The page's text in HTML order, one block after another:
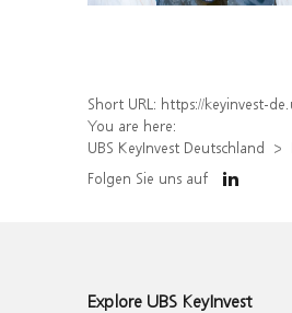
Short URL: https://keyinvest-de.ubs.com/produkt/
You are here:
UBS KeyInvest Deutschland
Folgen Sie uns auf
Explore UBS KeyInvest